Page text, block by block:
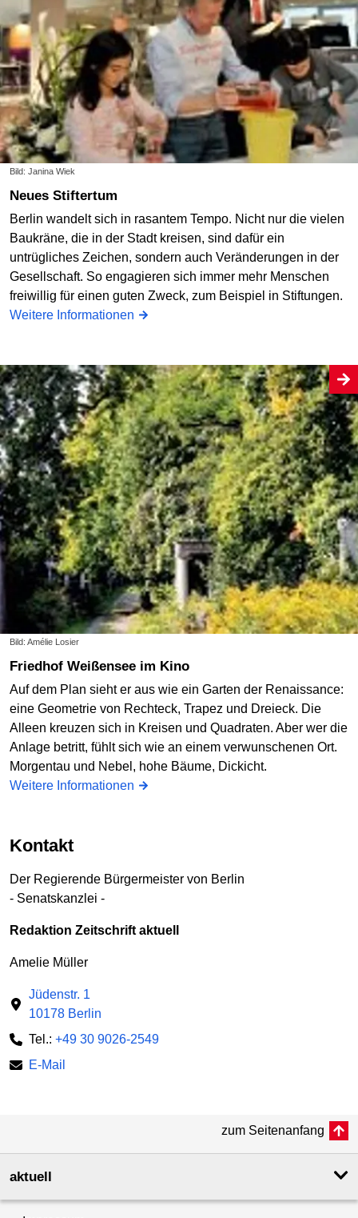
Bild: Janina Wiek
Neues Stiftertum
Berlin wandelt sich in rasantem Tempo. Nicht nur die vielen
Baukräne, die in der Stadt kreisen, sind dafür ein
untrügliches Zeichen, sondern auch Veränderungen in der
Gesellschaft. So engagieren sich immer mehr Menschen
freiwillig für einen guten Zweck, zum Beispiel in Stiftungen.
Weitere Informationen
Bild: Amélie Losier
Friedhof Weißensee im Kino
Auf dem Plan sieht er aus wie ein Garten der Renaissance:
eine Geometrie von Rechteck, Trapez und Dreieck. Die
Alleen kreuzen sich in Kreisen und Quadraten. Aber wer die
Anlage betritt, fühlt sich wie an einem verwunschenen Ort.
Morgentau und Nebel, hohe Bäume, Dickicht.
Weitere Informationen
Kontakt
Der Regierende Bürgermeister von Berlin
- Senatskanzlei -
Redaktion Zeitschrift aktuell
Amelie Müller
Jüdenstr. 1
10178 Berlin
Tel.: +49 30 9026-2549
E-Mail
zum Seitenanfang
aktuell